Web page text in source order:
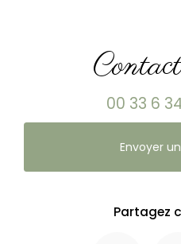
00 33 6
Envoyer
Partagez